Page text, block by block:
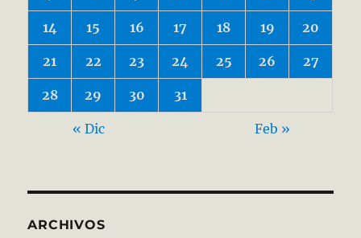
14 15 16 17 18 19 20
21 22 23 24 25 26 27
28 29 30 31
« Dic Feb »
ARCHIVOS